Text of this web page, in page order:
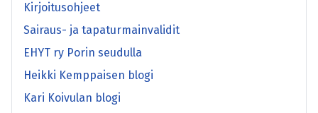
Kirjoitusohjeet
Sairaus- ja tapaturmainvalidit
EHYT ry Porin seudulla
Heikki Kemppaisen blogi
Kari Koivulan blogi